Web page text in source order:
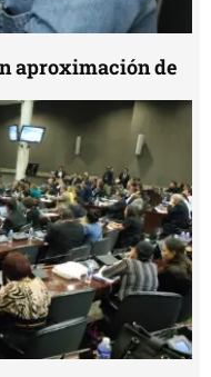
aproximación de